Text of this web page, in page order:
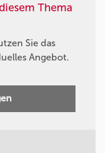
Thema
Sie das
Angebot.